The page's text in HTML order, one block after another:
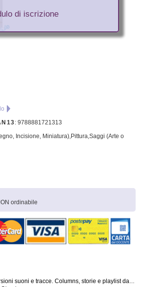
:9788881721313
Incisione, Miniatura),Pittura,Saggi (Arte o
ordinabile
di iscrizione